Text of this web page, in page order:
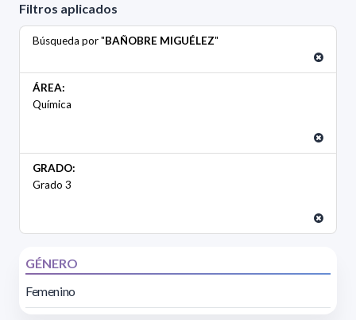
Filtros aplicados
Búsqueda por "BAÑOBRE MIGUÉLEZ"
ÁREA:
Química
GRADO:
Grado 3
GÉNERO
Femenino